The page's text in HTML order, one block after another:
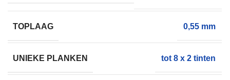
TOPLAAG 0,55 mm
UNIEKE PLANKEN tot 8 x 2 tinten